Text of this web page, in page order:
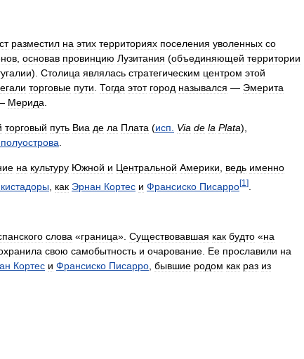
разместил на этих территориях поселения уволенных со
основав провинцию Лузитания (объединяющей территории
). Столица являлась стратегическим центром этой
торговые пути Тогда этот город назывался — Эмерита
Мерида
торговый путь Виа де ла Плата (исп Via de la Plata),
полуострова
на культуру Южной и Центральной Америки ведь именно
как Эрнан Кортес и Франсиско Писарро[1 ]
слова «граница». Существовавшая как будто «на
свою самобытность и очарование Ее прославили на
Кортес и Франсиско Писарро бывшие родом как раз из